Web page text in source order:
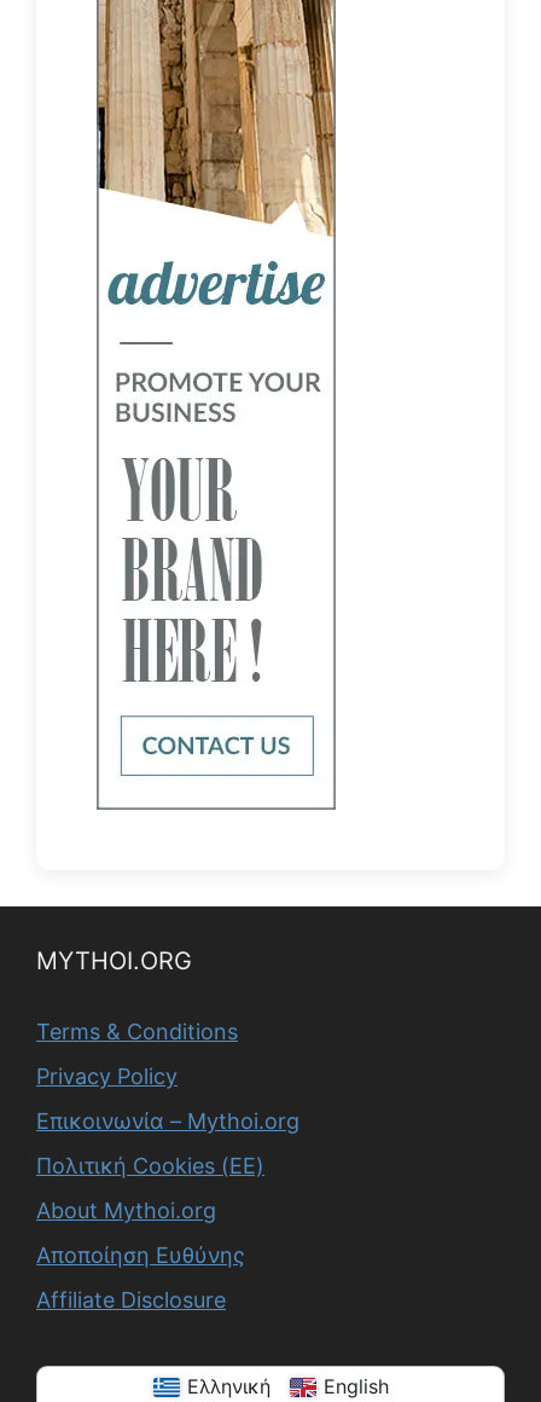
MYTHOI.ORG
Terms & Conditions
Privacy Policy
Επικοινωνία – Mythoi.org
Πολιτική Cookies (ΕΕ)
About Mythoi.org
Αποποίηση Ευθύνης
Affiliate Disclosure
Ελληνική English